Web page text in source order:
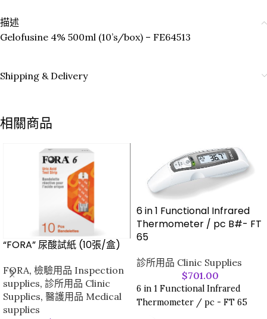
描述
Gelofusine 4% 500ml (10’s/box) – FE64513
Shipping & Delivery
相關商品
“FORA” 尿酸試紙 (10張/盒)
FORA, 檢驗用品 Inspection
supplies, 診所用品 Clinic
Supplies, 醫護用品 Medical
supplies
6 in 1 Functional Infrared
Thermometer / pc B#- FT
65
診所用品 Clinic Supplies
$701.00
6 in 1 Functional Infrared
Thermometer / pc - FT 65